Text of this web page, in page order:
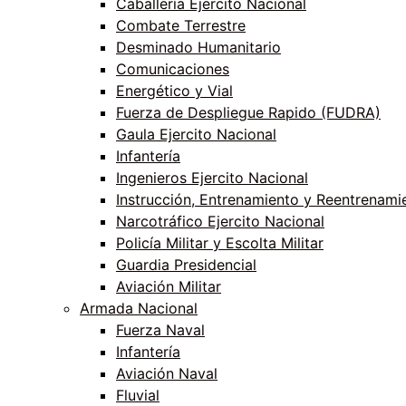
Caballería Ejercito Nacional
Combate Terrestre
Desminado Humanitario
Comunicaciones
Energético y Vial
Fuerza de Despliegue Rapido (FUDRA)
Gaula Ejercito Nacional
Infantería
Ingenieros Ejercito Nacional
Instrucción, Entrenamiento y
Narcotráfico Ejercito Nacional
Policía Militar y Escolta Militar
Guardia Presidencial
Aviación Militar
Armada Nacional
Fuerza Naval
Infantería
Aviación Naval
Fluvial